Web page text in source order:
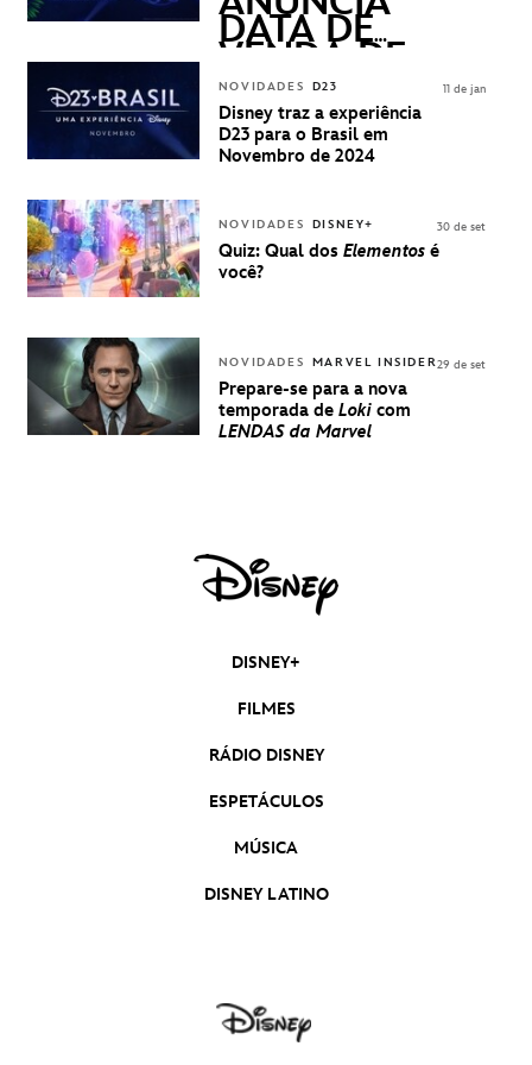
DATA DE
VENDA DE
INGRESSOS
PARA A D23
BRASIL -
UMA
DISNEY
NOVIDADES D23
Disney traz a experiência
D23 para o Brasil em
Novembro de 2024
11 de jan
NOVIDADES DISNEY+
Quiz: Qual dos Elementos é
você?
30 de set
NOVIDADES MARVEL INSIDER
Prepare-se para a nova
temporada de Loki com
LENDAS da Marvel
29 de set
DISNEY+
FILMES
RÁDIO DISNEY
ESPETÁCULOS
MÚSICA
DISNEY LATINO